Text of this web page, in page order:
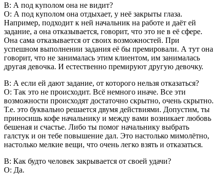
В: А под куполом она не видит?
О: А под куполом она отдыхает, у неё закрыты глаза.
Например, подходит к ней начальник на работе и даёт ей
задание, а она отказывается, говорит, что это не в её сфере.
Она сама отказывается от своих возможностей. При
успешном выполнении задания её бы премировали. А тут она
говорит, что не занималась этим клиентом, им занималась
другая девочка. И естественно премируют другую девочку.
В: А если ей дают задание, от которого нельзя отказаться?
О: Так это не происходит. Всё немного иначе. Все эти
возможности происходят достаточно скрытно, очень скрытно.
Т.е. это буквально решается двумя действиями. Допустим, ты
приносишь кофе начальнику и между вами возникает любовь
бешеная и счастье. Либо ты помог начальнику выбрать
галстук и он тебе повышение дал. Это настолько мимолётно,
настолько мелкие вещи, что очень легко взять и отказаться.
В: Как будто человек закрывается от своей удачи?
О: Да.